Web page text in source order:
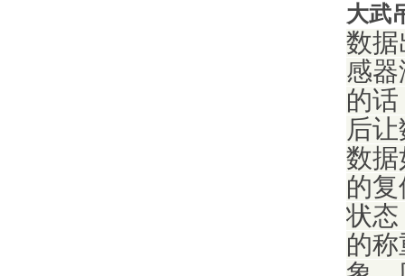
大武
数据
感
的
后
数据
的
状态
的